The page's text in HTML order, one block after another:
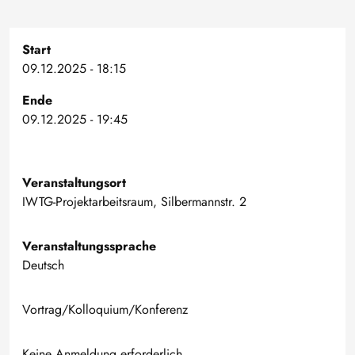
Start
09.12.2025 - 18:15
Ende
09.12.2025 - 19:45
Veranstaltungsort
IWTG-Projektarbeitsraum, Silbermannstr. 2
Veranstaltungssprache
Deutsch
Vortrag/Kolloquium/Konferenz